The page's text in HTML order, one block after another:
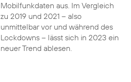
Mobilfunkdaten aus. Im Vergleich
zu 2019 und 2021 – also
unmittelbar vor und während des
Lockdowns – lässt sich in 2023 ein
neuer Trend ablesen.